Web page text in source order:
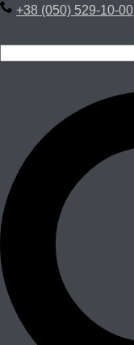
+38 (050) 529-10-00